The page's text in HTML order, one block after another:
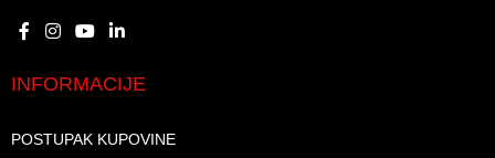
INFORMACIJE
POSTUPAK KUPOVINE